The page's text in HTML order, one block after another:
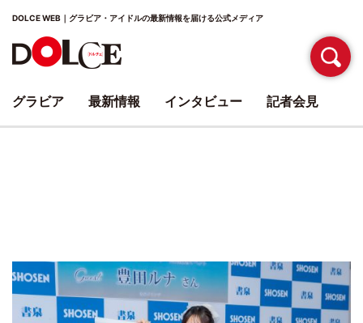
DOLCE WEB｜グラビア・アイドルの最新情報を届ける公式メディア
グラビア 最新情報 インタビュー 記者会見